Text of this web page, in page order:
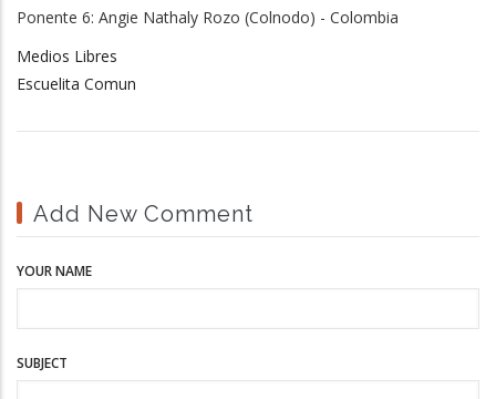
Ponente 6: Angie Nathaly Rozo (Colnodo) - Colombia
Medios Libres
Escuelita Comun
Add New Comment
YOUR NAME
SUBJECT